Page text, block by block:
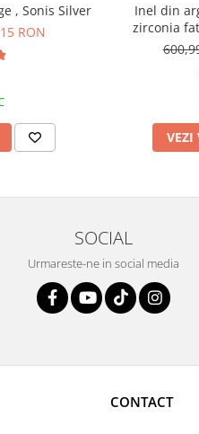
, Sonis Silver
RON
Inel din
zirconia fatetata si
VEZI
SOCIAL
Urmareste-ne in social media
CONTACT